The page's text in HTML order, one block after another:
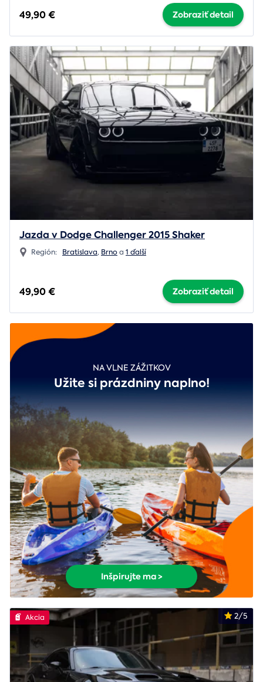
49,90 € Zobraziť detail
Jazda v Dodge Challenger 2015 Shaker
Región: Bratislava, Brnoa 1 ďalší
49,90 € Zobraziť detail
NA VLNE ZÁŽITKOV
Užite si prázdniny naplno!
Inšpirujte ma >
2/5
Akcia